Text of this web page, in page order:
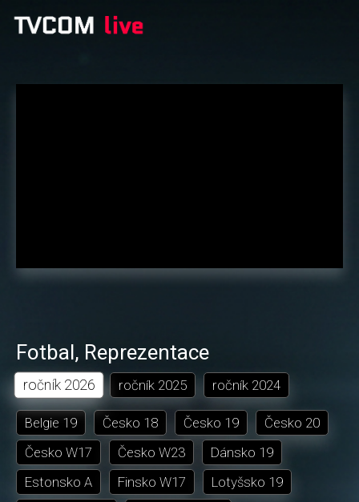
Fotbal, Reprezentace
ročník 2026 ročník 2025 ročník 2024
Belgie 19 Česko 18 Česko 19
Česko 20
Česko W17
Česko W23
Dánsko 19
Estonsko A
Finsko W17
Lotyšsko 19